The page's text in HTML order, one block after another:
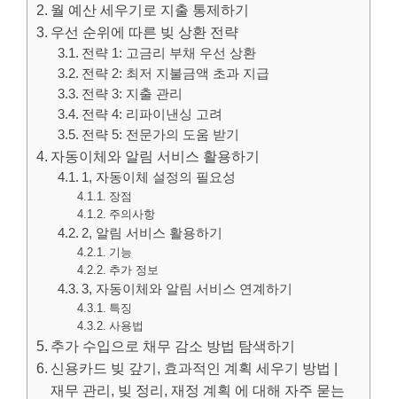
월 예산 세우기로 지출 통제하기
우선 순위에 따른 빚 상환 전략
전략 1: 고금리 부채 우선 상환
전략 2: 최저 지불금액 초과 지급
전략 3: 지출 관리
전략 4: 리파이낸싱 고려
전략 5: 전문가의 도움 받기
자동이체와 알림 서비스 활용하기
1, 자동이체 설정의 필요성
장점
주의사항
2, 알림 서비스 활용하기
기능
추가 정보
3, 자동이체와 알림 서비스 연계하기
특징
사용법
추가 수입으로 채무 감소 방법 탐색하기
신용카드 빚 갚기, 효과적인 계획 세우기 방법 |
재무 관리, 빚 정리, 재정 계획 에 대해 자주 묻는